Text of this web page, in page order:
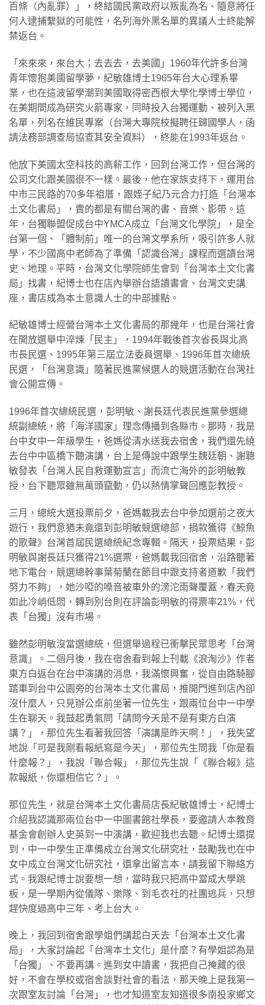
百條（內亂罪）」，終結國民黨政府以叛亂為名、隨意將任
何人逮捕繫獄的可能性，名列海外黑名單的異議人士終能解
禁返台。
「來來來，來台大；去去去，去美國」1960年代許多台灣
青年懷抱美國留學夢，紀敏雄博士1965年台大心理系畢
業，也在這波留學潮到美國取得密西根大學化學博士學位，
在美期間成為研究火箭專家，同時投入台獨運動、被列入黑
名單，列名在維民專案（台灣大專院校擬聘任歸國學人，函
請法務部調查局協查其安全資料），終能在1993年返台。
他放下美國太空科技的高薪工作，回到台灣工作，但台灣的
公司文化跟美國很不一樣。最後，他在家族支持下，運用台
中市三民路的70多年祖厝，跟姪子紀乃元合力打造「台灣本
土文化書局」，賣的都是有關台灣的書、音樂、影帶。這
年，台獨聯盟促成台中YMCA成立「台灣文化學院」，是全
台第一個、「體制前」唯一的台灣文學系所，吸引許多人就
學，不少國高中老師為了準備「認識台灣」課程而選讀台灣
史、地理。平時，台灣文化學院師生會到「台灣本土文化書
局」找書，紀博士也在店內舉辦台語讀書會、台灣文史講
座，書店成為本土意識人士的中部據點。
紀敏雄博士經營台灣本土文化書局的那幾年，也是台灣社會
在開放選舉中淬煉「民主」，1994年戰後首次省長與北高
市長民選、1995年第三屆立法委員選舉、1996年首次總統
民選，「台灣意識」隨著民進黨候選人的競選活動在台灣社
會公開宣傳。
1996年首次總統民選，彭明敏、謝長廷代表民進黨參選總
統副總統，將「海洋國家」理念傳播到各縣市。那時，我是
台中女中一年級學生，爸媽從清水送我去宿舍，我們還先繞
去台中中區橋下聽演講，台上是傳說中跟學生魏廷朝、謝聰
敏發表「台灣人民自救運動宣言」而流亡海外的彭明敏教
授，台下聽眾雖無萬頭竄動，仍以熱情掌聲回應彭教授。
三月，總統大選投票前夕，爸媽載我去台中參加選前之夜大
遊行，我們意猶未竟還到彭明敏競選總部，捐款獲得《鯨魚
的歌聲》台灣首屆民選總統紀念專輯。隔天，投票結果，彭
明敏與謝長廷只獲得21%選票，爸媽載我回宿舍，沿路聽著
地下電台，競選總幹事葉菊蘭在節目中跟支持者道歉「我們
努力不夠」，她沙啞的嗓音被車外的滂沱雨聲覆蓋，春天竟
如此冷峭低悶，轉到別台則在評論彭明敏的得票率21%，代
表「台獨」沒有市場。
雖然彭明敏沒當選總統，但選舉過程已衝擊民眾思考「台灣
意識」。二個月後，我在宿舍看到報上刊載《浪淘沙》作者
東方白返台在台中演講的消息，我滿懷興奮，從自由路騎腳
踏車到台中公園旁的台灣本土文化書局，推開門進到店內卻
沒什麼人，只見辦公桌前坐著一位先生，跟兩位台中一中學
生在聊天。我鼓起勇氣問「請問今天是不是有東方白演
講？」，那位先生看著我回答「演講是昨天啊！」，我失望
地說「可是我剛看報紙寫是今天」，那位先生問我「你是看
什麼報？」，我說「聯合報」，那位先生說「《聯合報》這
款報紙，你還相信它？」。
那位先生，就是台灣本土文化書局店長紀敏雄博士，紀博士
介紹我認識那兩位台中一中圖書館社學長，要邀請人本教育
基金會創辦人史英到一中演講，歡迎我也去聽。紀博士還提
到，中一中學生正準備成立台灣文化研究社，鼓勵我也在中
女中成立台灣文化研究社，還拿出留言本，請我留下聯絡方
式。我跟紀博士說要想一想，當時我只把高中當成大學跳
板，是一學期內從儀隊、樂隊、到毛衣社的社團逃兵，只想
趕快度過高中三年、考上台大。
晚上，我回到宿舍跟學姐們講起白天去「台灣本土文化書
局」，大家討論起「台灣本土文化」是什麼？有學姐認為是
「台獨」、不要再講。進到女中讀書，我把自己掩藏的很
好，不會在學校或宿舍談對社會的看法，那天晚上是我第一
次跟室友討論「台灣」，也才知道室友知道很多南投家鄉文